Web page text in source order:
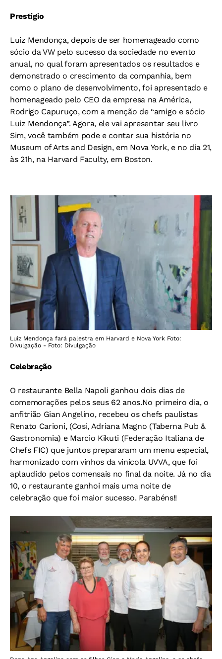
Prestígio
Luiz Mendonça, depois de ser homenageado como
sócio da VW pelo sucesso da sociedade no evento
anual, no qual foram apresentados os resultados e
demonstrado o crescimento da companhia, bem
como o plano de desenvolvimento, foi apresentado e
homenageado pelo CEO da empresa na América,
Rodrigo Capuruço, com a menção de “amigo e sócio
Luiz Mendonça”. Agora, ele vai apresentar seu livro
Sim, você também pode e contar sua história no
Museum of Arts and Design, em Nova York, e no dia 21,
às 21h, na Harvard Faculty, em Boston.
Luiz Mendonça fará palestra em Harvard e Nova York Foto:
Divulgação - Foto: Divulgação
Celebração
O restaurante Bella Napoli ganhou dois dias de
comemorações pelos seus 62 anos.No primeiro dia, o
anfitrião Gian Angelino, recebeu os chefs paulistas
Renato Carioni, (Cosi, Adriana Magno (Taberna Pub &
Gastronomia) e Marcio Kikuti (Federação Italiana de
Chefs FIC) que juntos prepararam um menu especial,
harmonizado com vinhos da vinícola UVVA, que foi
aplaudido pelos comensais no final da noite. Já no dia
10, o restaurante ganhoi mais uma noite de
celebração que foi maior sucesso. Parabéns!!